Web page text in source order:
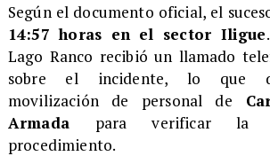
​Según el documento oficial, el
14:57 horas en el sector Iligue
Lago Ranco recibió un llamado
sobre el incidente, lo que
movilización de personal de
Armada para verificar la
procedimiento.